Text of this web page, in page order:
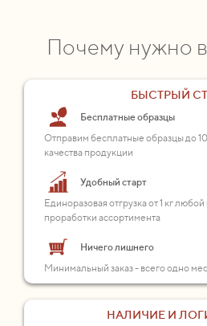
Почему нужно
БЫСТРЫЙ
Бесплатные образцы
Отправим бесплатные образцы до
качества продукции
Удобный старт
Единоразовая отгрузка от 1 кг
проработки ассортимента
Ничего лишнего
Минимальный заказ - всего одно
НАЛИЧИЕ И